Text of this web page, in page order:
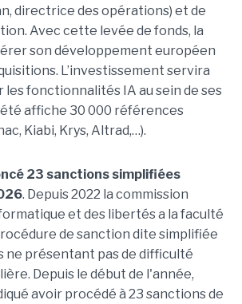
directrice des opérations) et de
Avec cette levée de fonds, la
son développement européen
L’investissement servira
les fonctionnalités IA au sein de ses
affiche 30 000 références
Kiabi, Krys, Altrad,…).
23 sanctions simplifiées
. Depuis 2022 la commission
et des libertés a la faculté
de sanction dite simplifiée
ne présentant pas de difficulté
Depuis le début de l'année,
avoir procédé à 23 sanctions de